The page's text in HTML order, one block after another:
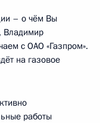
– о чём Вы
Владимир
с ОАО «Газпром».
на газовое
работы